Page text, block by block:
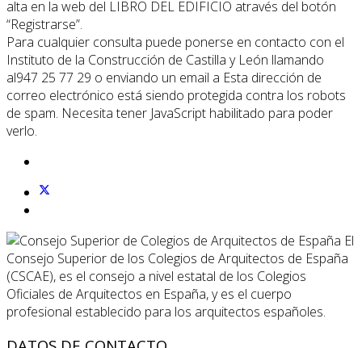
alta en la web del LIBRO DEL EDIFICIO através del botón
“Registrarse”.
Para cualquier consulta puede ponerse en contacto con el
Instituto de la Construcción de Castilla y León llamando
al947 25 77 29 o enviando un email a Esta dirección de
correo electrónico está siendo protegida contra los robots
de spam. Necesita tener JavaScript habilitado para poder
verlo.
El
Consejo Superior de los Colegios de Arquitectos de España
(CSCAE), es el consejo a nivel estatal de los Colegios
Oficiales de Arquitectos en España, y es el cuerpo
profesional establecido para los arquitectos españoles.